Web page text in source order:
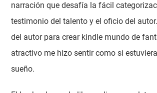
narración que desafía la fácil
testimonio del talento y el oficio del
del autor para crear kindle mundo de
atractivo me hizo sentir como si
sueño.